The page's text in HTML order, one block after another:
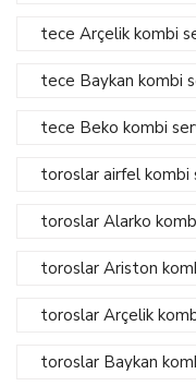
tece Arçelik kombi
tece Baykan kombi
tece Beko kombi
toroslar airfel kombi
toroslar Alarko
toroslar Ariston
toroslar Arçelik
toroslar Baykan